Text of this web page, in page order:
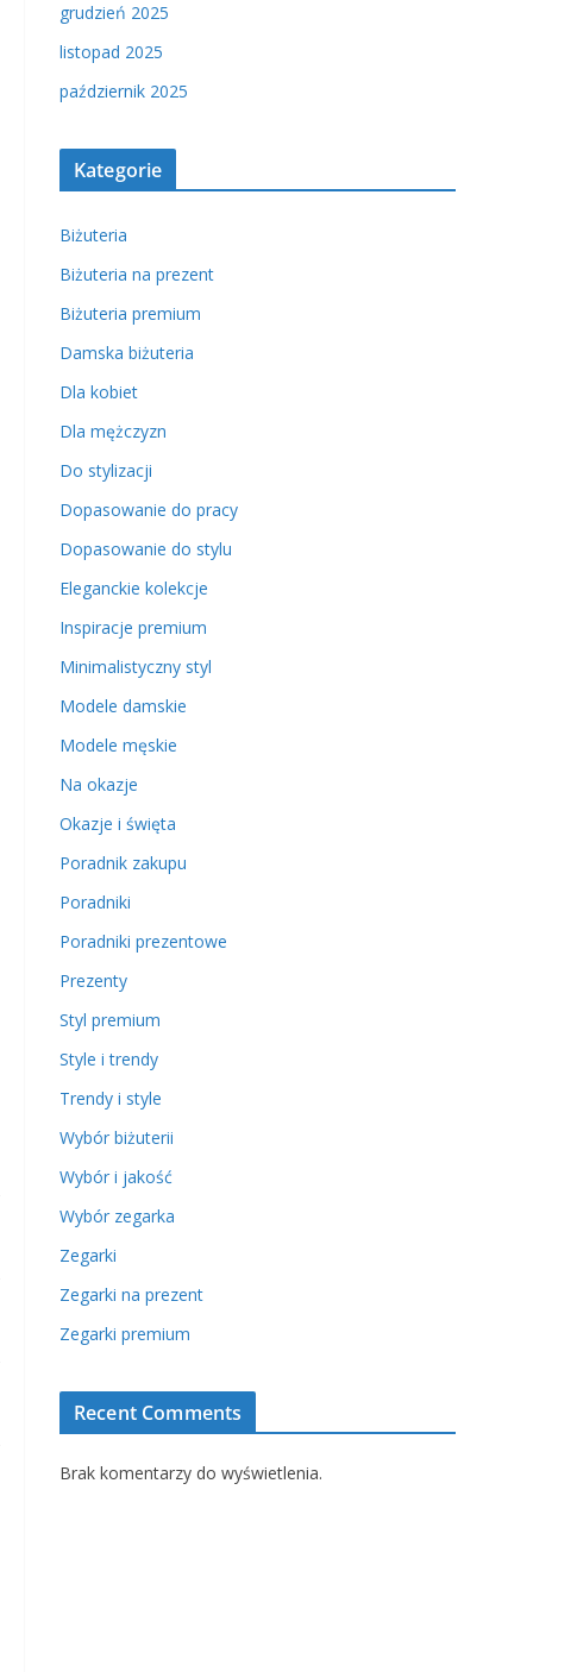
grudzień 2025
listopad 2025
październik 2025
Kategorie
Biżuteria
Biżuteria na prezent
Biżuteria premium
Damska biżuteria
Dla kobiet
Dla mężczyzn
Do stylizacji
Dopasowanie do pracy
Dopasowanie do stylu
Eleganckie kolekcje
Inspiracje premium
Minimalistyczny styl
Modele damskie
Modele męskie
Na okazje
Okazje i święta
Poradnik zakupu
Poradniki
Poradniki prezentowe
Prezenty
Styl premium
Style i trendy
Trendy i style
Wybór biżuterii
Wybór i jakość
Wybór zegarka
Zegarki
Zegarki na prezent
Zegarki premium
Recent Comments
Brak komentarzy do wyświetlenia.